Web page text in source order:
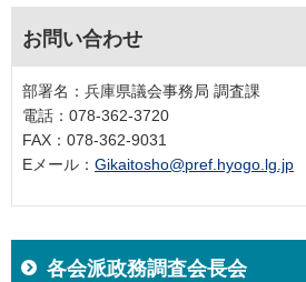
お問い合わせ
部署名：兵庫県議会事務局 調査課
電話：078-362-3720
FAX：078-362-9031
Eメール： Gikaitosho@pref.hyogo.lg.jp
各会派政務調査会長会